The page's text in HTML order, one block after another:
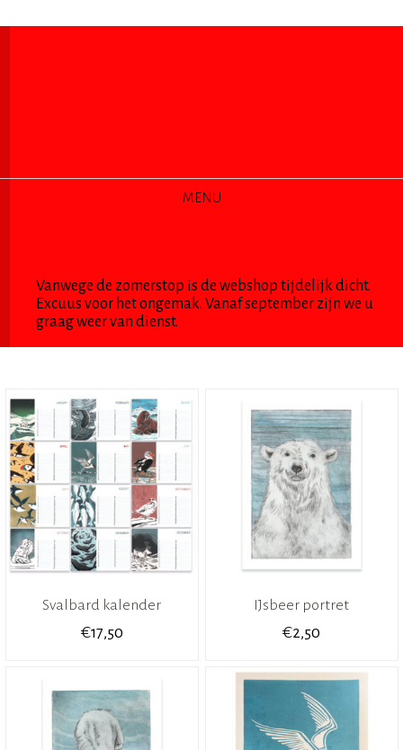
MENU
Vanwege de zomerstop is de webshop tijdelijk dicht.
Excuus voor het ongemak. Vanaf september zijn we u
graag weer van dienst.
Svalbard kalender
€17,50
IJsbeer portret
€2,50